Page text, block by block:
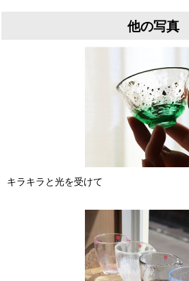
他の写真
キラキラと光を受けて